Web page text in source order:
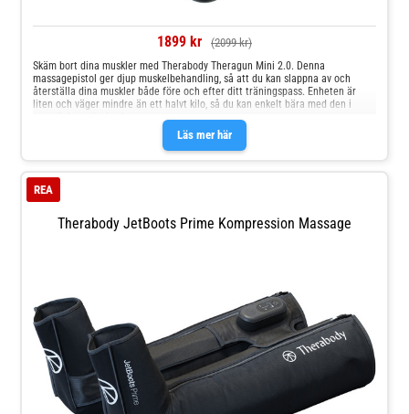
1899 kr (2099 kr)
Läs mer här
Skäm bort dina muskler med Therabody Theragun Mini 2.0. Denna
massagepistol ger djup muskelbehandling, så att du kan slappna av och
återställa dina muskler både före och efter ditt träningspass. Enheten är
liten och väger mindre än ett halvt kilo, så du kan enkelt bära med den i
Therabody JetBoots Prime Kompression Massage
REA